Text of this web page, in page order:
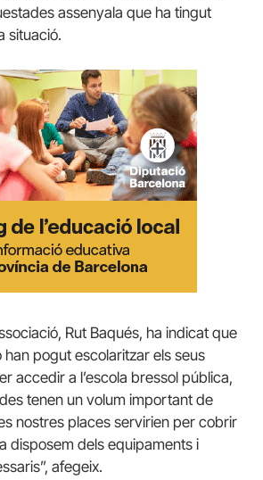
assenyala que ha tingut
situació.
Rut Baqués, ha indicat que
han pogut escolaritzar els seus
accedir a l’escola bressol pública,
tenen un volum important de
nostres places servirien per cobrir
disposem dels equipaments i
afegeix.